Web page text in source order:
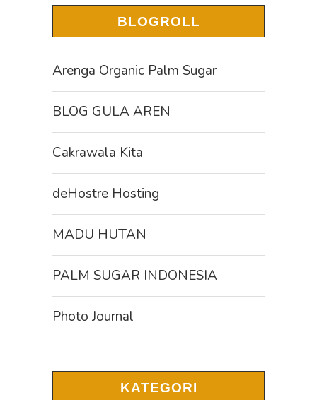
BLOGROLL
Arenga Organic Palm Sugar
BLOG GULA AREN
Cakrawala Kita
deHostre Hosting
MADU HUTAN
PALM SUGAR INDONESIA
Photo Journal
KATEGORI